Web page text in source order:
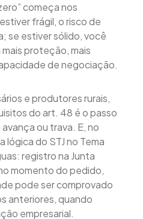
começa nos
frágil, o risco de
se estiver sólido, você
proteção, mais
de negociação.
e produtores rurais,
do art. 48 é o passo
ou trava. E, no
lógica do STJ no Tema
registro na Junta
momento do pedido,
pode ser comprovado
anteriores, quando
empresarial.